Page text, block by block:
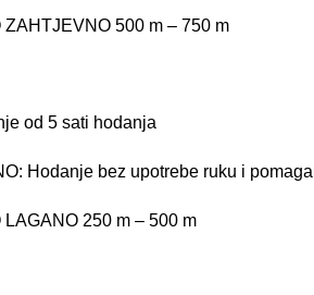
500 m – 750 m
od 5 sati hodanja
Hodanje bez upotrebe ruku i
250 m – 500 m